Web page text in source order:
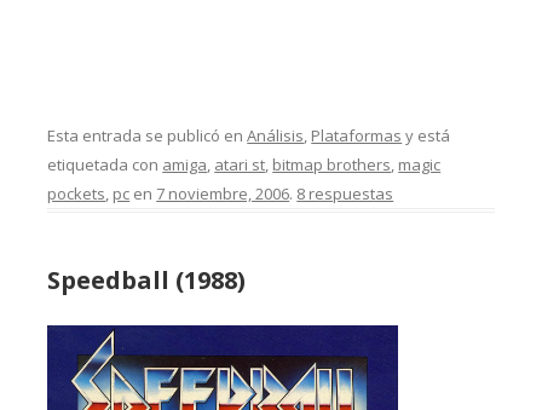
Esta entrada se publicó enAnálisis, Plataformas y está
etiquetada con amiga, atari st, bitmap brothers, magic
pockets, pc en 7 noviembre, 2006. 8 respuestas
Speedball (1988)